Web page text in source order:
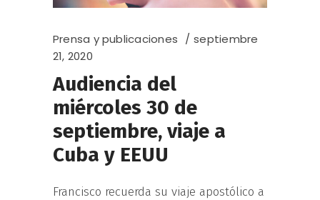
Prensa y publicaciones
septiembre
21, 2020
Audiencia del
miércoles 30 de
septiembre, viaje a
Cuba y EEUU
Francisco recuerda su viaje apostólico a